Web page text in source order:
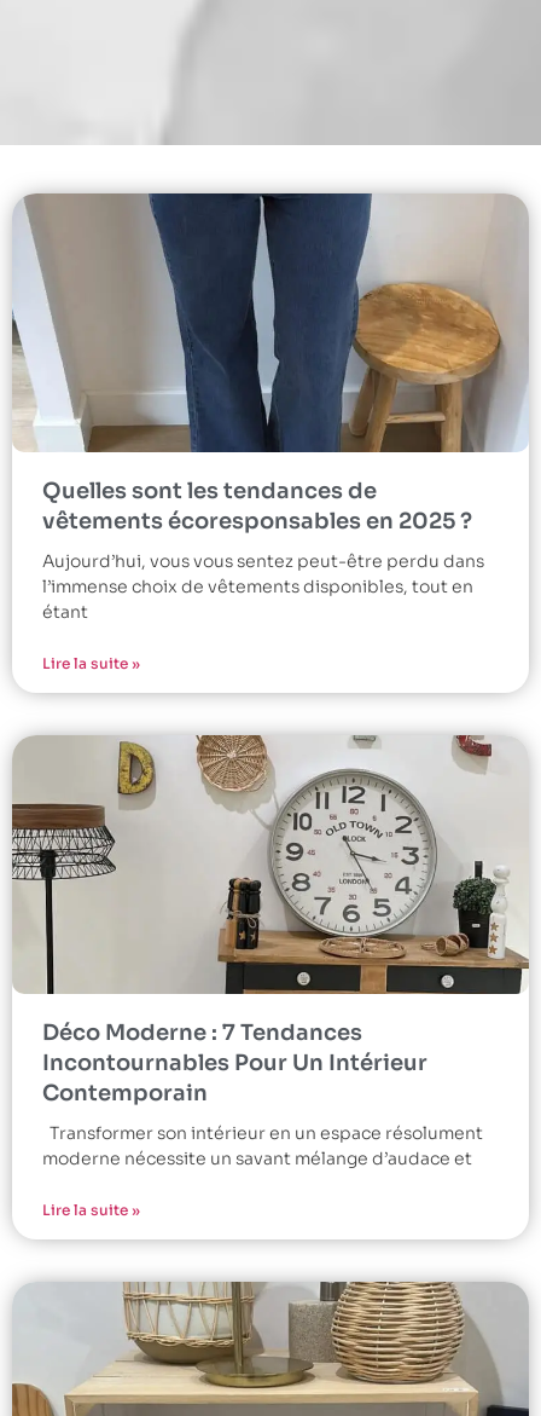
Quelles sont les tendances de
vêtements écoresponsables en 2025 ?
Aujourd’hui, vous vous sentez peut-être perdu dans
l’immense choix de vêtements disponibles, tout en
étant
Lire la suite »
Déco Moderne : 7 Tendances
Incontournables Pour Un Intérieur
Contemporain
Transformer son intérieur en un espace résolument
moderne nécessite un savant mélange d’audace et
Lire la suite »